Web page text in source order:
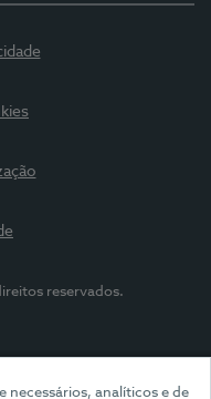
necessários, analíticos e de
reservados.